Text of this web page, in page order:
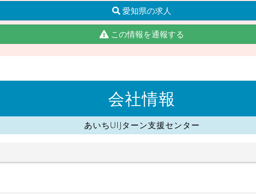
愛知県の求人
この情報を通報する
会社情報
あいちUIJターン支援センター